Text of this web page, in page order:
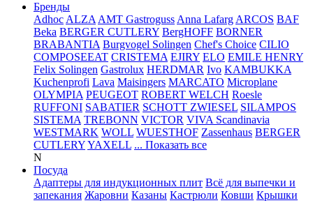
Бренды
Adhoc ALZA AMT Gastroguss Anna Lafarg ARCOS BAF
Beka BERGER CUTLERY BergHOFF BORNER
BRABANTIA Burgvogel Solingen Chef's Choice CILIO
COMPOSEEAT CRISTEMA EJIRY ELO EMILE HENRY
Felix Solingen Gastrolux HERDMAR Ivo KAMBUKKA
Kuchenprofi Lava Maisingers MARCATO Microplane
OLYMPIA PEUGEOT ROBERT WELCH Roesle
RUFFONI SABATIER SCHOTT ZWIESEL SILAMPOS
SISTEMA TREBONN VICTOR VIVA Scandinavia
WESTMARK WOLL WUESTHOF Zassenhaus BERGER
CUTLERYYAXELL ... Показать все
N
Посуда
Адаптеры для индукционных плит Всё для выпечки и
запекания Жаровни Казаны Кастрюли Ковши Крышки